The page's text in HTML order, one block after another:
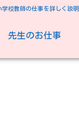
学校教師の仕事を詳しく説
先生のお仕事